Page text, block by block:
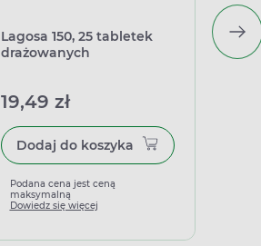
Lagosa 150, 25 tabletek
drażowanych
19,49 zł
Dodaj do koszyka
Podana cena jest ceną
maksymalną
Dowiedz się więcej